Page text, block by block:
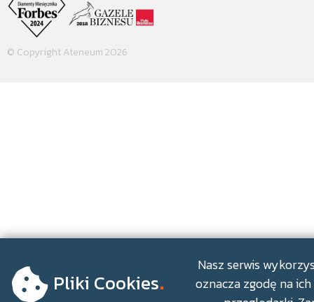
© Copyright Ateneum 2026
Pliki Cookies.
Nasz serwis
oznacza zgodę na